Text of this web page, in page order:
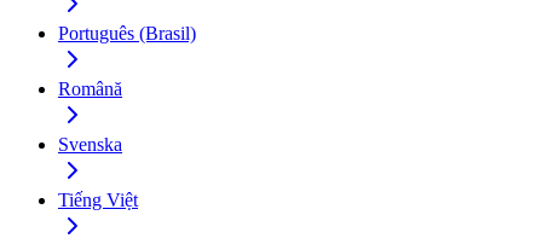
Português (Brasil)
Română
Svenska
Tiếng Việt